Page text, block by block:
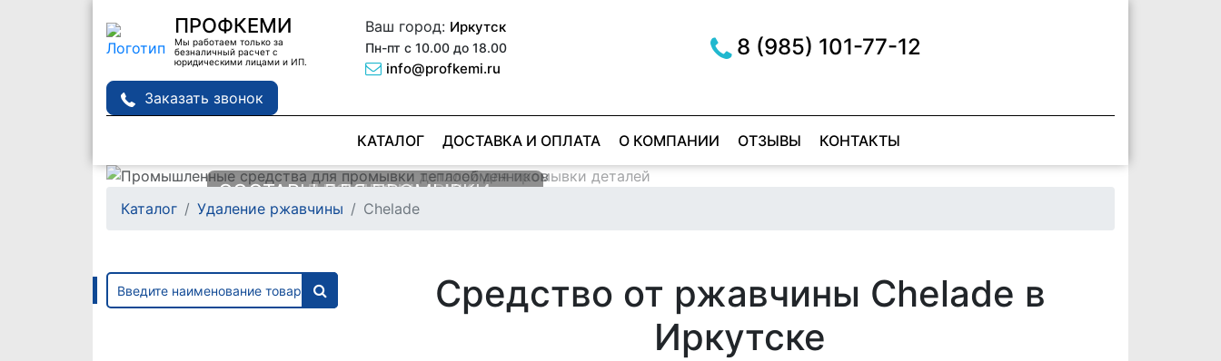
ПРОФКЕМИ
Мы работаем только за
безналичный расчет с
юридическими лицами и ИП.
Ваш город: Иркутск
Пн-пт с 10.00 до 18.00
info@profkemi.ru
8 (985) 101-77-12
Заказать звонок
КАТАЛОГ ДОСТАВКА И ОПЛАТА О КОМПАНИИ ОТЗЫВЫ КОНТАКТЫ
СОСТАВЫ ДЛЯ ПРОМЫВКИ
ТЕПЛООБМЕННИКОВ
СОСТАВ ДЛЯ ПРОМЫВКИ
ДЕТАЛЕЙ MANPOWER RED
Каталог Удаление ржавчины Chelade
Средство от ржавчины Chelade в
Иркутске